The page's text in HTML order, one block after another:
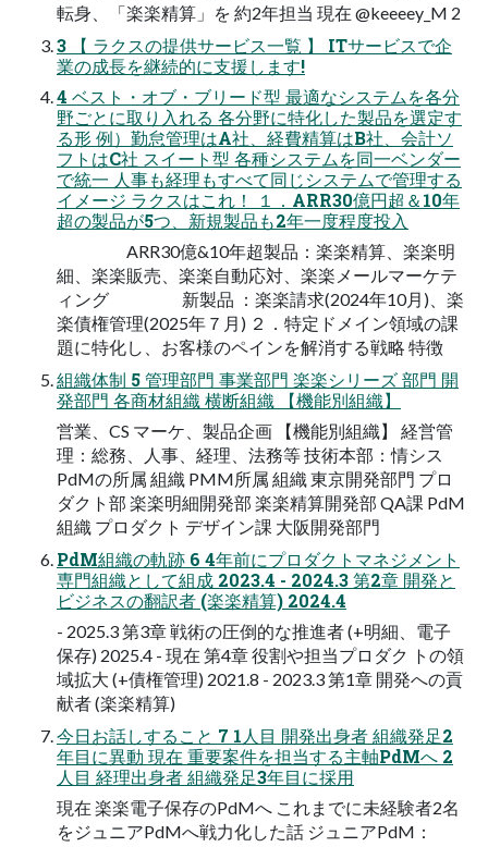
転身、「楽楽精算」を 約2年担当 現在 @keeeey_M 2
3 【 ラクスの提供サービス一覧 】 ITサービスで企
業の成長を継続的に支援します!
4 ベスト・オブ・ブリード型 最適なシステムを各分
野ごとに取り入れる 各分野に特化した製品を選定す
る形 例）勤怠管理はA社、経費精算はB社、会計ソ
フトはC社 スイート型 各種システムを同一ベンダー
で統一 人事も経理もすべて同じシステムで管理する
イメージ ラクスはこれ！ １．ARR30億円超＆10年
超の製品が5つ、新規製品も2年一度程度投入
ARR30億&10年超製品：楽楽精算、楽楽明
細、楽楽販売、楽楽自動応対、楽楽メールマーケテ
ィング 新製品 ：楽楽請求(2024年10月)、楽
楽債権管理(2025年７月) ２．特定ドメイン領域の課
題に特化し、お客様のペインを解消する戦略 特徴
組織体制 5 管理部門 事業部門 楽楽シリーズ 部門 開
発部門 各商材組織 横断組織 【機能別組織】
営業、CS マーケ、製品企画 【機能別組織】 経営管
理：総務、人事、経理、法務等 技術本部：情シス
PdMの所属 組織 PMM所属 組織 東京開発部門 プロ
ダクト部 楽楽明細開発部 楽楽精算開発部 QA課 PdM
組織 プロダクト デザイン課 大阪開発部門
PdM組織の軌跡 6 4年前にプロダクトマネジメント
専門組織として組成 2023.4 - 2024.3 第2章 開発と
ビジネスの翻訳者 (楽楽精算) 2024.4
- 2025.3 第3章 戦術の圧倒的な推進者 (+明細、電子
保存) 2025.4 - 現在 第4章 役割や担当プロダク トの領
域拡大 (+債権管理) 2021.8 - 2023.3 第1章 開発への貢
献者 (楽楽精算)
今日お話しすること 7 1人目 開発出身者 組織発足2
年目に異動 現在 重要案件を担当する主軸PdMへ 2
人目 経理出身者 組織発足3年目に採用
現在 楽楽電子保存のPdMへ これまでに未経験者2名
をジュニアPdMへ戦力化した話 ジュニアPdM：